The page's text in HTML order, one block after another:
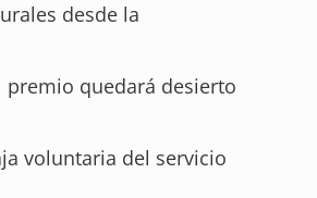
desde la
quedará desierto
voluntaria del servicio